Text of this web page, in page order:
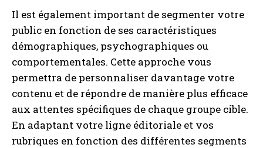
Il est également important de segmenter votre
public en fonction de ses caractéristiques
démographiques, psychographiques ou
comportementales. Cette approche vous
permettra de personnaliser davantage votre
contenu et de répondre de manière plus efficace
aux attentes spécifiques de chaque groupe cible.
En adaptant votre ligne éditoriale et vos
rubriques en fonction des différentes segments